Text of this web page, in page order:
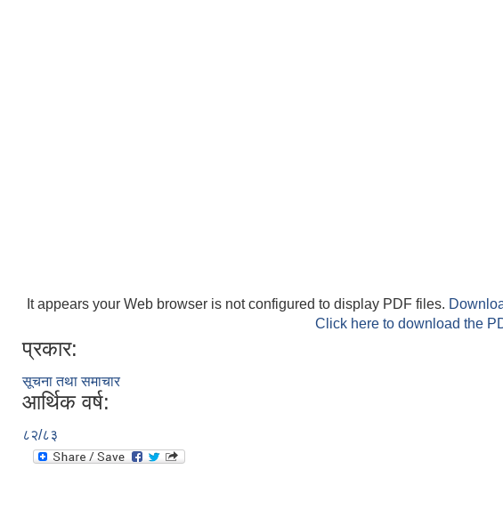
It appears your Web browser is not configured to display PDF files.
Click here to download the
प्रकार:
सूचना तथा समाचार
आर्थिक वर्ष:
८२/८३